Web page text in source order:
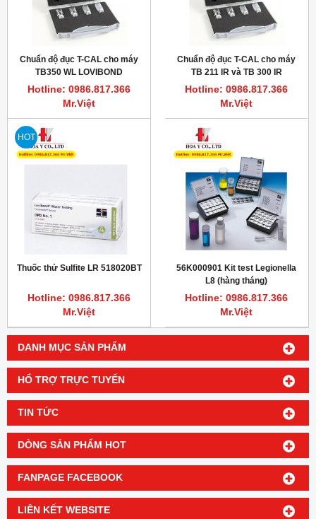
DANH MỤC SẢN PHẨM
HỔ TRỢ TRỰC TUYẾN
TIN TỨC
DÒNG SẢN PHẨM HOT
FANPAGE FACEBOOK
LIÊN KẾT WEBSITE
Chuẩn độ đục T-CAL cho máy
TB350 WL LOVIBOND
Hotline: 0986.817.366
Mr.Việt
Chuẩn độ đục T-CAL cho máy
TB 211 IR và TB 300 IR
Turbidimeter
Hotline: 0986.817.366
Mr.Việt
HOT
Thuốc thử Sulfite LR 518020BT
Hotline: 0986.817.366
Mr.Việt
56K000901 Kit test Legionella
L8 (hàng tháng)
Hotline: 0986.817.366
Mr.Việt